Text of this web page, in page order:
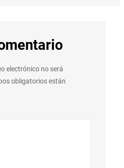
electrónico no será
obligatorios están